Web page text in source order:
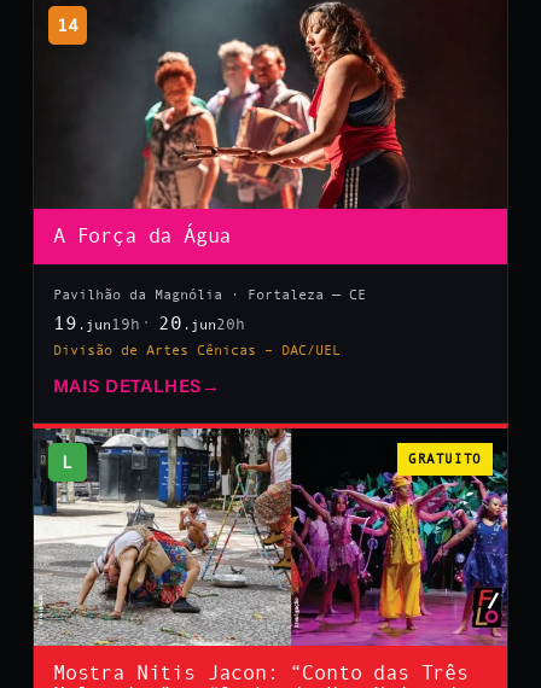
14
A Força da Água
Pavilhão da Magnólia · Fortaleza — CE
19 .jun 19h 20 .jun20h
Divisão de Artes Cênicas – DAC/UEL
MAIS DETALHES →
L GRATUITO
Mostra Nitis Jacon: “Conto das Três